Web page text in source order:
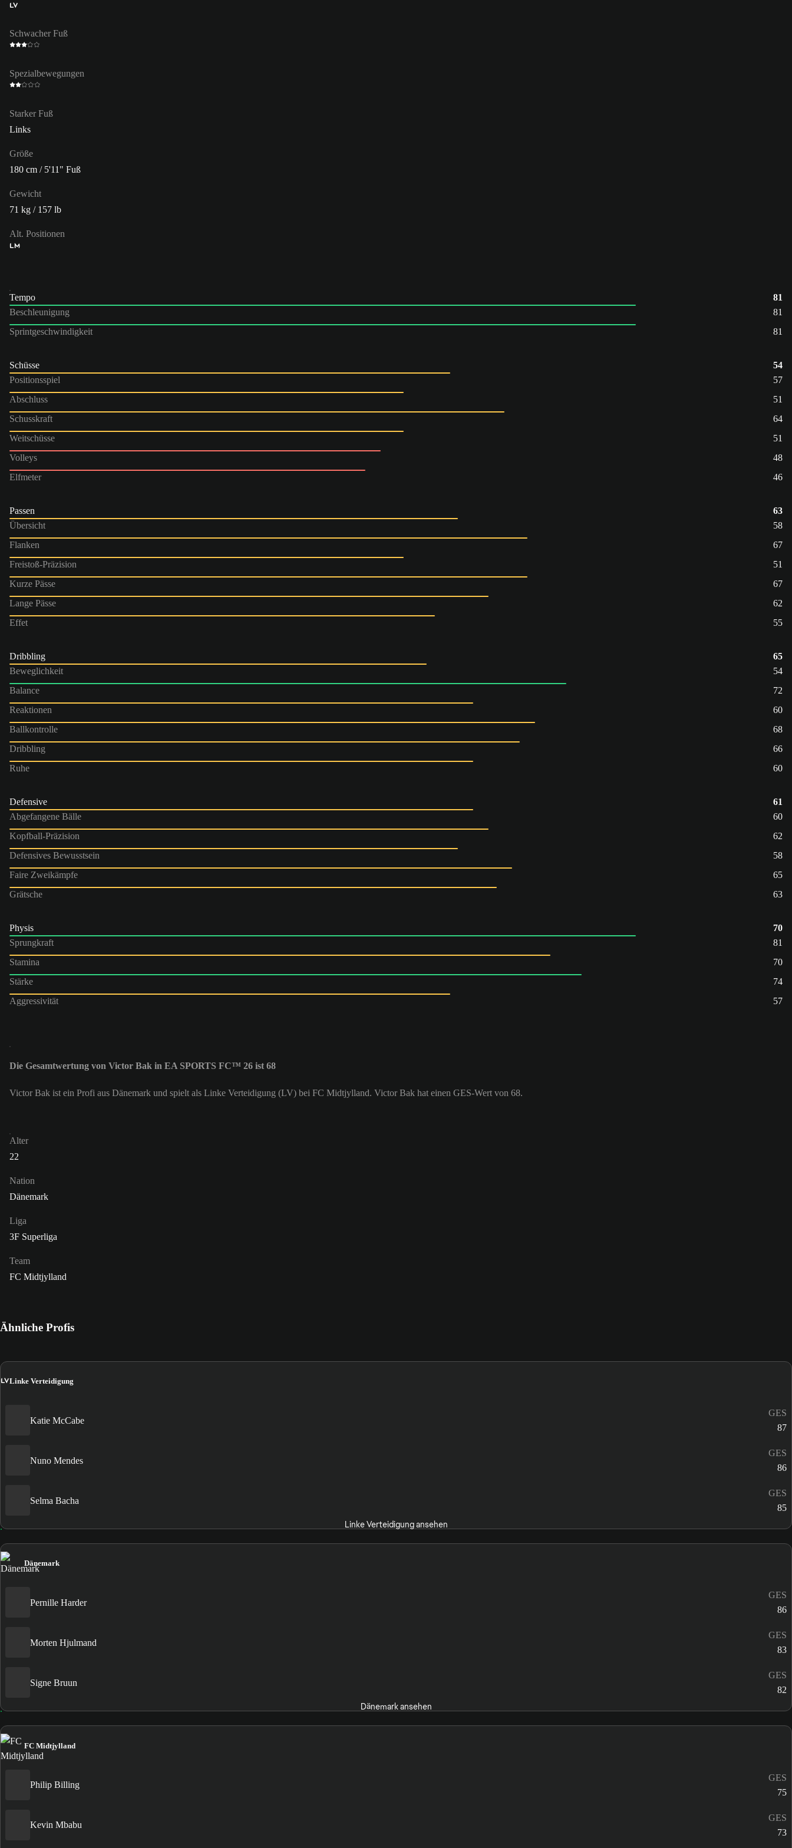
LV
Schwacher Fuß
Spezialbewegungen
Starker Fuß
Links
Größe
180 cm / 5'11" Fuß
Gewicht
71 kg / 157 lb
Alt. Positionen
LM
Tempo
81
Beschleunigung
81
Sprintgeschwindigkeit
81
Schüsse
54
Positionsspiel
57
Abschluss
51
Schusskraft
64
Weitschüsse
51
Volleys
48
Elfmeter
46
Passen
63
Übersicht
58
Flanken
67
Freistoß-Präzision
51
Kurze Pässe
67
Lange Pässe
62
Effet
55
Dribbling
65
Beweglichkeit
54
Balance
72
Reaktionen
60
Ballkontrolle
68
Dribbling
66
Ruhe
60
Defensive
61
Abgefangene Bälle
60
Kopfball-Präzision
62
Defensives Bewusstsein
58
Faire Zweikämpfe
65
Grätsche
63
Physis
70
Sprungkraft
81
Stamina
70
Stärke
74
Aggressivität
57
Die Gesamtwertung von Victor Bak in EA SPORTS FC™ 26 ist 68
Victor Bak ist ein Profi aus Dänemark und spielt als Linke Verteidigung (LV) bei FC Midtjylland. Victor Bak hat einen GES-Wert von 68.
Alter
22
Nation
Dänemark
Liga
3F Superliga
Team
FC Midtjylland
Ähnliche Profis
LVLinke Verteidigung
Katie McCabe
GES
87
Nuno Mendes
GES
86
Selma Bacha
GES
85
Linke Verteidigung ansehen
Dänemark
Pernille Harder
GES
86
Morten Hjulmand
GES
83
Signe Bruun
GES
82
Dänemark ansehen
FC Midtjylland
Philip Billing
GES
75
Kevin Mbabu
GES
73